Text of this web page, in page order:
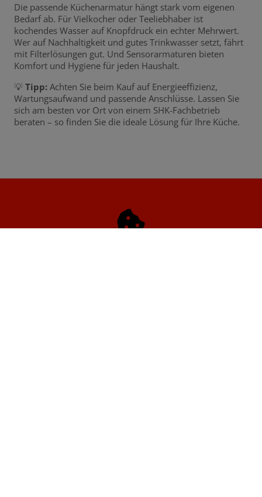
Die passende Küchenarmatur hängt stark vom eigenen
Bedarf ab. Für Vielkocher oder Teeliebhaber ist
kochendes Wasser auf Knopfdruck ein echter Mehrwert.
Wer auf Nachhaltigkeit und gutes Trinkwasser setzt, fährt
mit Filterlösungen gut. Und Sensorarmaturen bieten
Komfort und Hygiene für jeden Haushalt.
💡 Tipp: Achten Sie beim Kauf auf Energieeffizienz,
Wartungsaufwand und passende Anschlüsse. Lassen Sie
sich am besten vor Ort von einem SHK-Fachbetrieb
beraten – so finden Sie die ideale Lösung für Ihre Küche.